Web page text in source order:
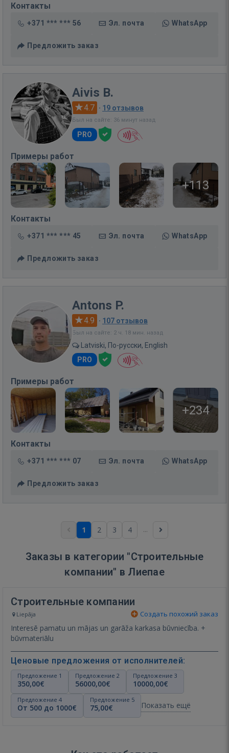
Контакты
+371 *** *** 56 Эл. почта WhatsApp
Предложить заказ
Aivis B.
4.7 · 19 отзывов
Был на сайте: 36 минут назад
PRO
Примеры работ
+113
Контакты
+371 *** *** 45 Эл. почта WhatsApp
Предложить заказ
Antons P.
4.9 · 107 отзывов
Был на сайте: 2 ч. 18 мин. назад
Latviski, По-русски, English
PRO
Примеры работ
+234
Контакты
+371 *** *** 07 Эл. почта WhatsApp
Предложить заказ
1 2 3 4 ...
Заказы в категории "Строительные
компании" в Лиепае
Строительные компании
Liepāja Создать похожий заказ
Interesē pamatu un mājas un garāža karkasa būvniecība. +
būvmateriālu
Ценовые предложения от исполнителей:
Предложение 1
350,00€
Предложение 2
56000,00€
Предложение 3
10000,00€
Предложение 4
От 500 до 1000€
Предложение 5
75,00€ Показать ещё